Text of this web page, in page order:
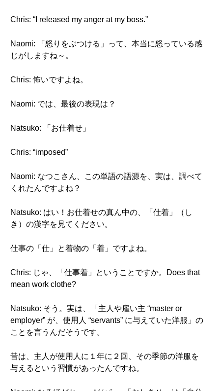
Chris: “I released my anger at my boss.”
Naomi: 「怒りをぶつける」って、本当に怒っている感
じがしますね～。
Chris: 怖いですよね。
Naomi: では、最後の表現は？
Natsuko: 「お仕着せ」
Chris: “imposed”
Naomi: なつこさん、この単語の語源を、実は、調べて
くれたんですよね？
Natsuko: はい！お仕着せの真ん中の、「仕着」（し
き）の漢字を見てください。
仕事の「仕」と着物の「着」ですよね。
Chris: じゃ、「仕事着」ということですか。Does that
mean work clothe?
Natsuko: そう。実は、「主人や雇い主 “master or
employer” が、使用人 “servants” に与えていた洋服」の
ことを言うんだそうです。
昔は、主人が使用人に１年に２回、その季節の洋服を
与えるという習慣があったんですね。